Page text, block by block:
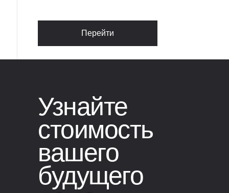
Перейти
Узнайте
стоимость
вашего
будущего
обсудить все детали